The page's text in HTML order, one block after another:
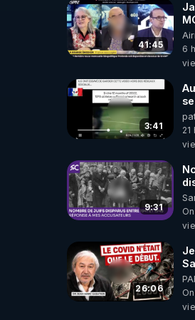
41:45
?
6
3:41
21
9:31
26:06